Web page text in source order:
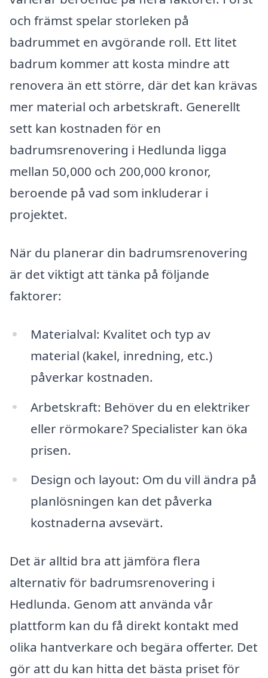
och främst spelar storleken på
badrummet en avgörande roll. Ett litet
badrum kommer att kosta mindre att
renovera än ett större, där det kan krävas
mer material och arbetskraft. Generellt
sett kan kostnaden för en
badrumsrenovering i Hedlunda ligga
mellan 50,000 och 200,000 kronor,
beroende på vad som inkluderar i
projektet.
När du planerar din badrumsrenovering
är det viktigt att tänka på följande
faktorer:
Materialval: Kvalitet och typ av
material (kakel, inredning, etc.)
påverkar kostnaden.
Arbetskraft: Behöver du en elektriker
eller rörmokare? Specialister kan öka
prisen.
Design och layout: Om du vill ändra på
planlösningen kan det påverka
kostnaderna avsevärt.
Det är alltid bra att jämföra flera
alternativ för badrumsrenovering i
Hedlunda. Genom att använda vår
plattform kan du få direkt kontakt med
olika hantverkare och begära offerter. Det
gör att du kan hitta det bästa priset för